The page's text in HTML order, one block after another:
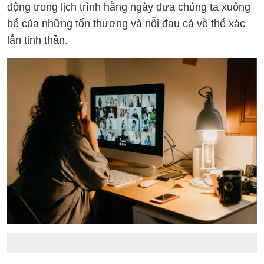
động trong lịch trình hằng ngày đưa chúng ta xuống
bể của những tổn thương và nỗi đau cả về thể xác
lẫn tinh thần.